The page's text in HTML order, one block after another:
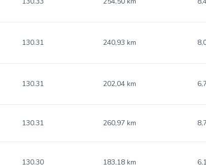
130.31 240,93 km
130.31 202,04 km
130.31 260,97 km
130.30 183,18 km